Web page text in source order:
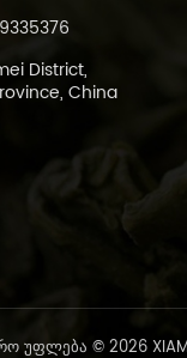
District,
China
უფლება © 2026